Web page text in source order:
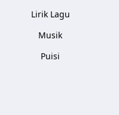
Lirik Lagu
Musik
Puisi